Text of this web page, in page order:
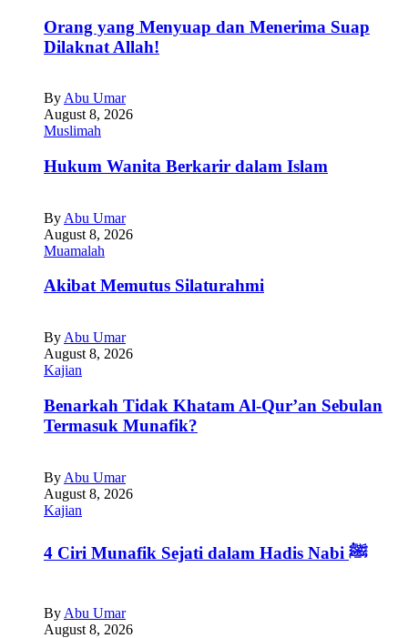
Orang yang Menyuap dan Menerima Suap
Dilaknat Allah!
By Abu Umar
August 8, 2026
Muslimah
Hukum Wanita Berkarir dalam Islam
By Abu Umar
August 8, 2026
Muamalah
Akibat Memutus Silaturahmi
By Abu Umar
August 8, 2026
Kajian
Benarkah Tidak Khatam Al-Qur’an Sebulan
Termasuk Munafik?
By Abu Umar
August 8, 2026
Kajian
4 Ciri Munafik Sejati dalam Hadis Nabi ﷺ
By Abu Umar
August 8, 2026